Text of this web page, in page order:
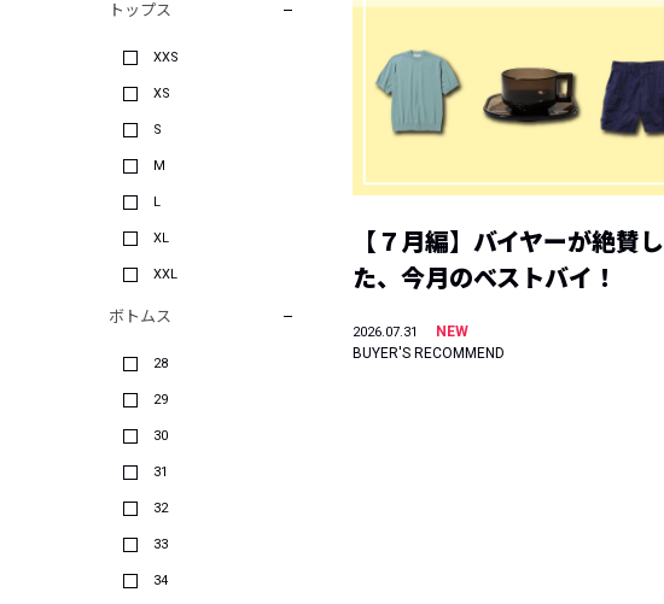
トップス
XXS
XS
S
M
L
XL
XXL
ボトムス
28
29
30
31
32
33
34
【７月編】バイヤーが絶賛し
た、今月のベストバイ！
2026.07.31
NEW
BUYER'S RECOMMEND